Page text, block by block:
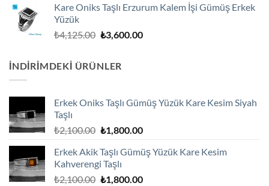
₺2,600.00.
Kare Oniks Taşlı Erzurum Kalem İşi Gümüş Erkek
Yüzük
₺4,125.00 Orijinal
₺3,600.00Şu
İNDIRIMDEKI ÜRÜNLER
Erkek Oniks Taşlı Gümüş Yüzük Kare Kesim Siyah
Taşlı
₺2,100.00 Orijinal
₺2,100.00.
₺1,800.00Şu
fiyat:
Erkek Akik Taşlı Gümüş Yüzük Kare Kesim
Kahverengi Taşlı
₺2,100.00 Orijinal
₺1,800.00Şu